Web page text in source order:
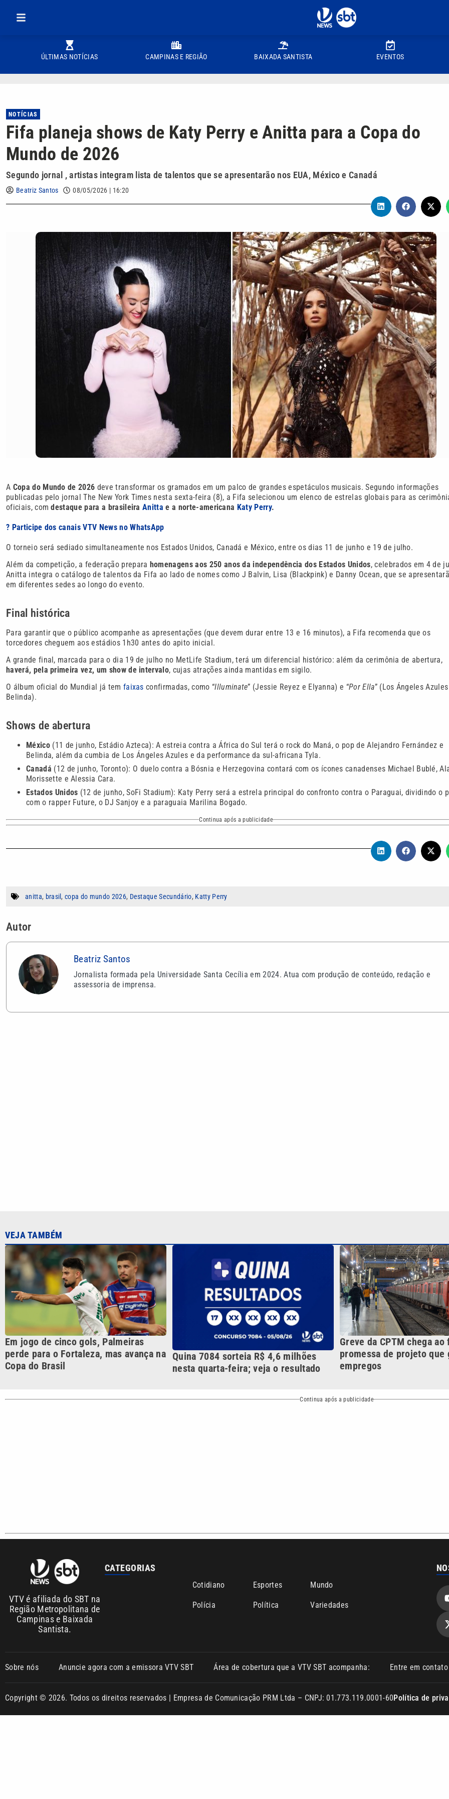
ÚLTIMAS NOTÍCIAS CAMPINAS E REGIÃO BAIXADA SANTISTA EVENTOS
NOTÍCIAS
Fifa planeja shows de Katy Perry e Anitta para a Copa do
Mundo de 2026
Segundo jornal , artistas integram lista de talentos que se apresentarão nos EUA, México e Canadá
Beatriz Santos 08/05/2026 | 16:20
A Copa do Mundo de 2026 deve transformar os gramados em um palco de grandes espetáculos musicais. Segundo informações
publicadas pelo jornal The New York Times nesta sexta-feira (8), a Fifa selecionou um elenco de estrelas globais para as
oficiais, comdestaque para a brasileiraAnittae a norte-americana Katy Perry.
? Participe dos canais VTV News no WhatsApp
O torneio será sediado simultaneamente nos Estados Unidos, Canadá e México, entre os dias 11 de junho e 19 de julho.
Além da competição, a federação prepara homenagens aos 250 anos da independência dos Estados Unidos, celebrados em 4 de
Anitta integra o catálogo de talentos da Fifa ao lado de nomes como J Balvin, Lisa (Blackpink) e Danny Ocean, que se
em diferentes sedes ao longo do evento.
Final histórica
Para garantir que o público acompanhe as apresentações (que devem durar entre 13 e 16 minutos), a Fifa recomenda que os
torcedores cheguem aos estádios 1h30 antes do apito inicial.
A grande final, marcada para o dia 19 de julho no MetLife Stadium, terá um diferencial histórico: além da cerimônia de abertura,
haverá, pela primeira vez, um show de intervalo, cujas atrações ainda mantidas em sigilo.
O álbum oficial do Mundial já tem faixasconfirmadas, como “Illuminate” (Jessie Reyez e Elyanna) e “Por Ella” (Los Ángeles
Belinda).
Shows de abertura
México (11 de junho, Estádio Azteca): A estreia contra a África do Sul terá o rock do Maná, o pop de Alejandro Fernández e
Belinda, além da cumbia de Los Ángeles Azules e da performance da sul-africana Tyla.
Canadá (12 de junho, Toronto): O duelo contra a Bósnia e Herzegovina contará com os ícones canadenses Michael Bublé,
Morissette e Alessia Cara.
Estados Unidos (12 de junho, SoFi Stadium): Katy Perry será a estrela principal do confronto contra o Paraguai, dividindo o
com o rapper Future, o DJ Sanjoy e a paraguaia Marilina Bogado.
Continua após a publicidade
anitta, brasil ,copa do mundo 2026, Destaque Secundário, Katty Perry
Autor
Beatriz Santos
Jornalista formada pela Universidade Santa Cecília em 2024. Atua com produção de conteúdo, redação e
assessoria de imprensa.
perde para o Fortaleza, mas avança na
Copa do Brasil
nesta quarta-feira; veja o resultado
Continua após a publicidade
VTV é afiliada do SBT na
Região Metropolitana de
Campinas e Baixada
CATEGORIAS
Cotidiano Esportes Mundo
Polícia Política Variedades